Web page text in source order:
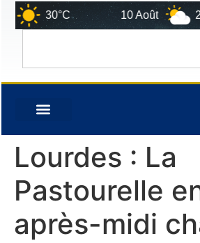
30°C 10 Août 28°C
Lourdes : La
Pastourelle
après-midi